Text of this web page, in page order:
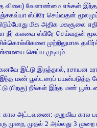
விலை) வேளாண்மை எங்கள்
ஸ்பிரே செய்வதன்
மிக அதிக மகசூலை
நீர் கலவை ஸ்பிரே செய்வதன்
முற்றிலுமாக
செய்ய முடியும்.
இட்டு இருந்தால் ரசாயன
இந்த மண் பூஸ்டரைப் பயன்படுத்த
(பிறகு) நீங்கள் இந்த மண்
அட்டவணை: குறுகிய கால
முறை முதல் 2 அல்லது 3